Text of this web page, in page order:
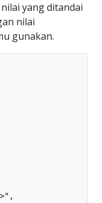
yang ditandai
nilai
gunakan.